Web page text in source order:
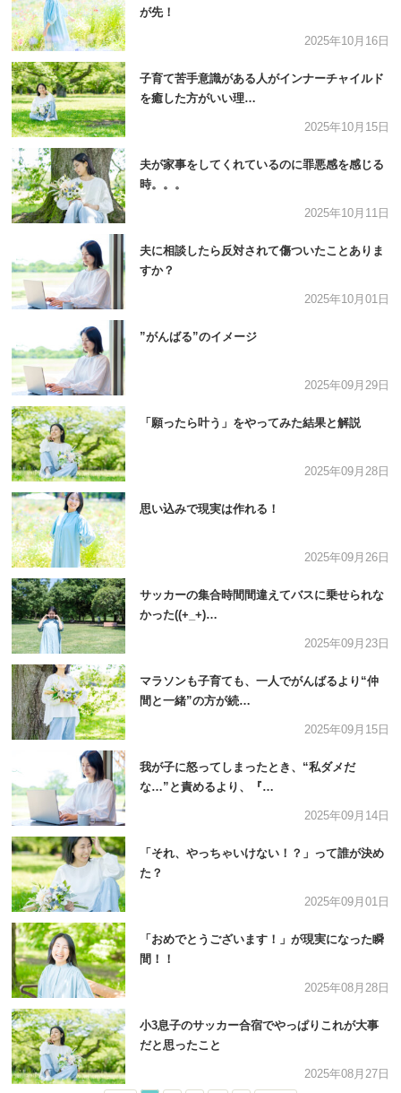
が先！
2025年10月16日
子育て苦手意識がある人がインナーチャイルド
を癒した方がいい理…
2025年10月15日
夫が家事をしてくれているのに罪悪感を感じる
時。。。
2025年10月11日
夫に相談したら反対されて傷ついたことありま
すか？
2025年10月01日
”がんばる”のイメージ
2025年09月29日
「願ったら叶う」をやってみた結果と解説
2025年09月28日
思い込みで現実は作れる！
2025年09月26日
サッカーの集合時間間違えてバスに乗せられな
かった((+_+)…
2025年09月23日
マラソンも子育ても、一人でがんばるより“仲
間と一緒”の方が続…
2025年09月15日
我が子に怒ってしまったとき、“私ダメだ
な…”と責めるより、『…
2025年09月14日
「それ、やっちゃいけない！？」って誰が決め
た？
2025年09月01日
「おめでとうございます！」が現実になった瞬
間！！
2025年08月28日
小3息子のサッカー合宿でやっぱりこれが大事
だと思ったこと
2025年08月27日